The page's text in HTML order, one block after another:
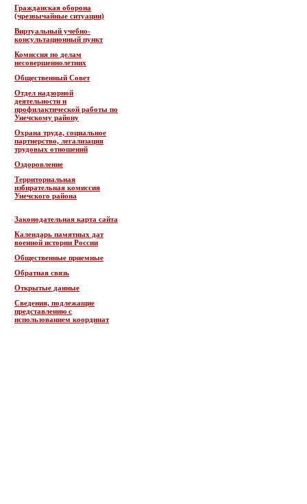
Гражданская оборона
(чрезвычайные ситуации)
Виртуальный учебно-
консультационный пункт
Комиссия по делам
несовершеннолетних
Общественный Совет
Отдел надзорной
деятельности и
профилактической работы по
Унечскому району
Охрана труда, социальное
партнерство, легализация
трудовых отношений
Оздоровление
Территориальная
избирательная комиссия
Унечского района
Законодательная карта сайта
Календарь памятных дат
военной истории России
Общественные приемные
Обратная связь
Открытые данные
Сведения, подлежащие
представлению с
использованием координат